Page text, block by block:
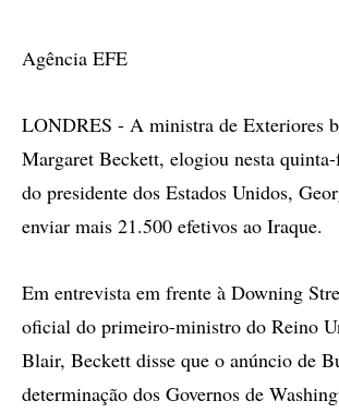
Agência EFE
LONDRES - A ministra de Exteriores
Margaret Beckett, elogiou nesta
do presidente dos Estados Unidos,
enviar mais 21.500 efetivos ao Iraque.
Em entrevista em frente à Downing
oficial do primeiro-ministro do Reino
Blair, Beckett disse que o anúncio de
determinação dos Governos de